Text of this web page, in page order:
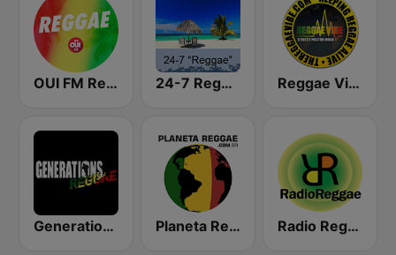
OUI FM Reggae 24-7 Reggae Reggae Vibe Radio
Generations Reggae Planeta Reggae Radio Reggae